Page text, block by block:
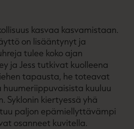
kasvaa kasvamistaan.
on lisääntynyt ja
tulee koko ajan
ja Jess tutkivat kuolleena
tapausta, he toteavat
huumeriippuvaisista kuuluu
Syklonin kiertyessä yhä
paljon epämiellyttävämpi
osanneet kuvitella.